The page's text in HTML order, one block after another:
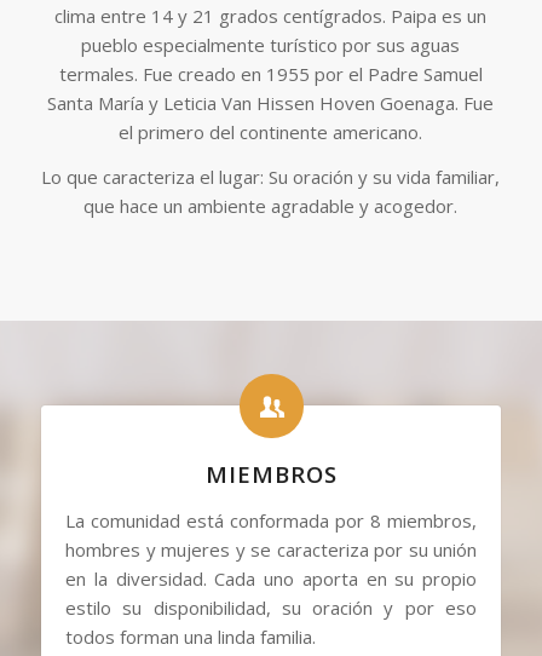
clima entre 14 y 21 grados centígrados. Paipa es un
pueblo especialmente turístico por sus aguas
termales. Fue creado en 1955 por el Padre Samuel
Santa María y Leticia Van Hissen Hoven Goenaga. Fue
el primero del continente americano.
Lo que caracteriza el lugar: Su oración y su vida familiar,
que hace un ambiente agradable y acogedor.
MIEMBROS
La comunidad está conformada por 8 miembros,
hombres y mujeres y se caracteriza por su unión
en la diversidad. Cada uno aporta en su propio
estilo su disponibilidad, su oración y por eso
todos forman una linda familia.